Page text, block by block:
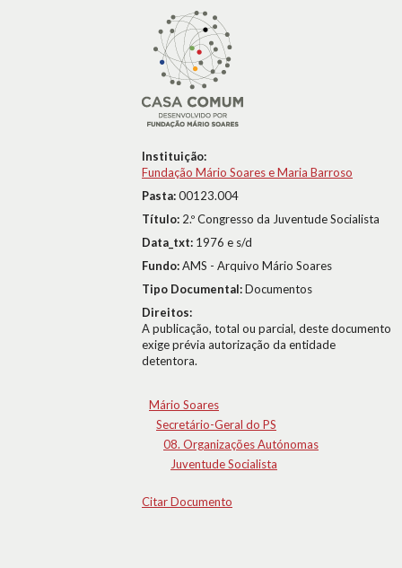
Instituição:
Fundação Mário Soares e Maria Barroso
Pasta:00123.004
Título: 2.º Congresso da Juventude Socialista
Data_txt: 1976 e s/d
Fundo:AMS - Arquivo Mário Soares
Tipo Documental:Documentos
Direitos:
A publicação, total ou parcial, deste documento
exige prévia autorização da entidade
detentora.
Mário Soares
Secretário-Geral do PS
08. Organizações Autónomas
Juventude Socialista
Citar Documento